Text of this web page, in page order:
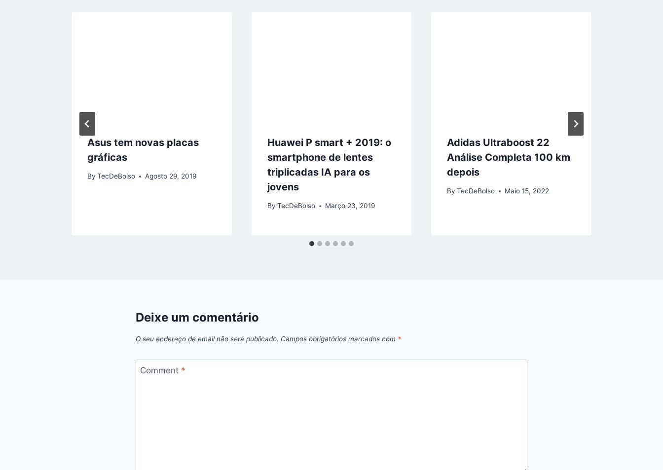
Asus tem novas placas
gráficas
By TecDeBolso Agosto 29, 2019
Huawei P smart + 2019: o
smartphone de lentes
triplicadas IA para os
jovens
By TecDeBolso Março 23, 2019
Adidas Ultraboost 22
Análise Completa 100 km
depois
By TecDeBolso Maio 15, 2022
Deixe um comentário
O seu endereço de email não será publicado. Campos obrigatórios marcados com *
Comment *